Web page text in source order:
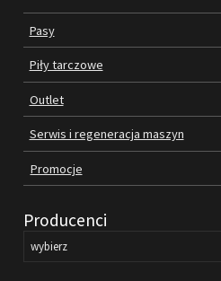
SILNIKI ELEKTRYCZNE
PASY KLINOWE
FILMY
KONTAKT
Pasy
Piły tarczowe
Outlet
Serwis i regeneracja maszyn
Promocje
Producenci